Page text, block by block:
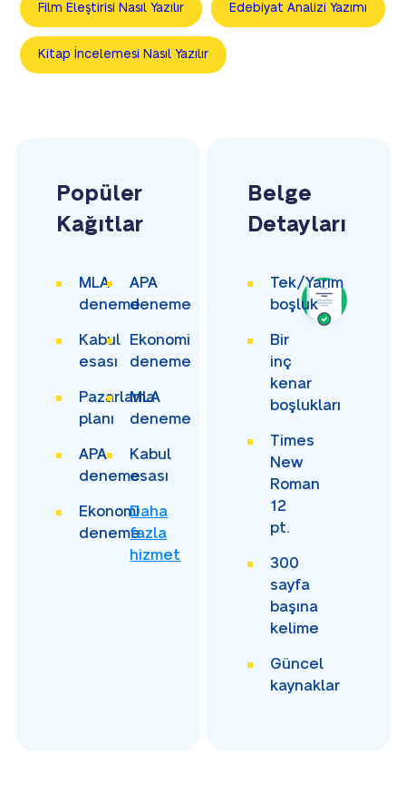
Film Eleştirisi Nasıl Yazılır Edebiyat Analizi Yazımı
Kitap İncelemesi Nasıl Yazılır
Popüler
Kağıtlar
MLA
deneme
APA
deneme
Kabul
esası
Ekonomi
deneme
Pazarlama
planı
MLA
deneme
APA
deneme
Kabul
esası
Ekonomi
deneme
Daha
fazla
hizmet
Belge
Detayları
Tek/Yarım
boşluk
Bir
inç
kenar
boşlukları
Times
New
Roman
12
pt.
300
sayfa
başına
kelime
Güncel
kaynaklar